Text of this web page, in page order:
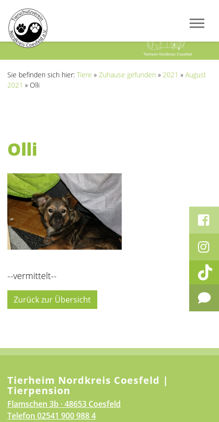
Sie befinden sich hier: Tiere » Zuhause gefunden » 2021 » August
2021 » Olli
Olli
--vermittelt--
Zurück zur Übersicht
Tierheim Nordkreis Coesfeld |
Tierpension
Flamschen 3b · 48653 Coesfeld
Telefon 02541 900 988 4